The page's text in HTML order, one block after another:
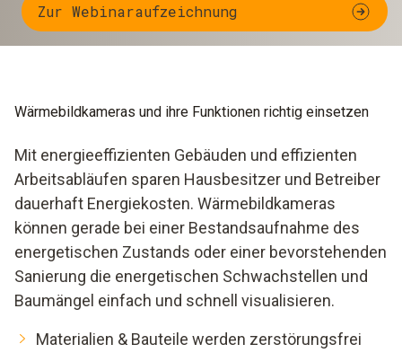
Zur Webinaraufzeichnung
Wärmebildkameras und ihre Funktionen richtig einsetzen
Mit energieeffizienten Gebäuden und effizienten
Arbeitsabläufen sparen Hausbesitzer und Betreiber
dauerhaft Energiekosten. Wärmebildkameras
können gerade bei einer Bestandsaufnahme des
energetischen Zustands oder einer bevorstehenden
Sanierung die energetischen Schwachstellen und
Baumängel einfach und schnell visualisieren.
Materialien & Bauteile werden zerstörungsfrei